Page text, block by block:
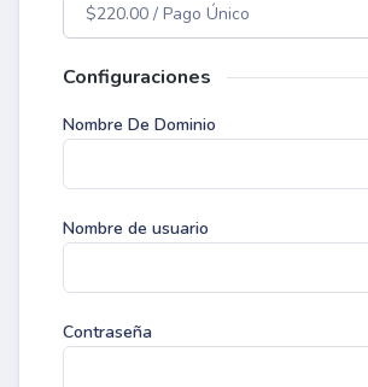
$220.00 / Pago Único
Configuraciones
Nombre De Dominio
Nombre de usuario
Contraseña